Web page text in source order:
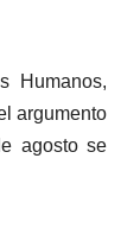
Humanos,
argumento
agosto se